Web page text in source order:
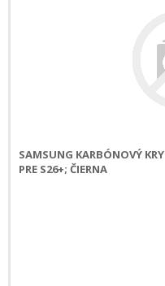
SAMSUNG KARBÓNOVÝ
PRE S26+; ČIERNA